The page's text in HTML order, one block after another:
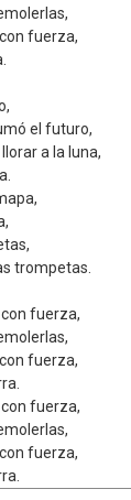
fuerza,
el futuro,
a la luna,
trompetas.
fuerza,
fuerza,
fuerza,
fuerza,